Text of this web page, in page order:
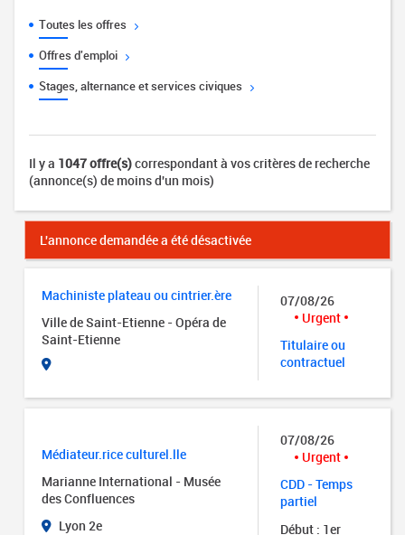
Toutes les offres
Offres d'emploi
Stages, alternance et services civiques
Il y a 1047 offre(s)correspondant à vos critères de recherche
(annonce(s) de moins d'un mois)
L'annonce demandée a été désactivée
Machiniste plateau ou cintrier.ère
Ville de Saint-Etienne - Opéra de
Saint-Etienne
07/08/26
Urgent
Titulaire ou
contractuel
Médiateur.rice culturel.lle
Marianne International - Musée
des Confluences
Lyon 2e
07/08/26
Urgent
CDD - Temps
partiel
Début : 1er